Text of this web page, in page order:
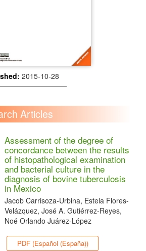
2015-10-28
Articles
Assessment of the degree of
concordance between the results
of histopathological examination
and bacterial culture in the
diagnosis of bovine tuberculosis
in Mexico
Jacob Carrisoza-Urbina, Estela Flores-
Velázquez, José A. Gutiérrez-Reyes,
Noé Orlando Juárez-López
PDF (Español (España))